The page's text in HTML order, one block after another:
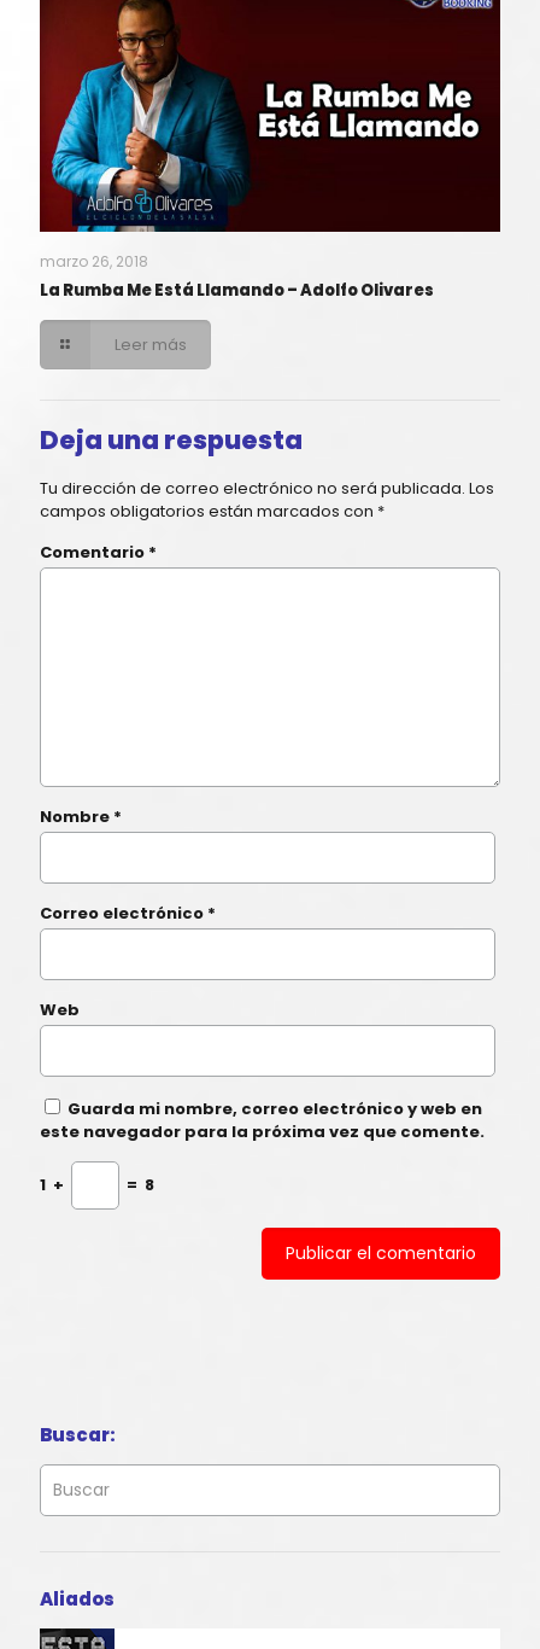
marzo 26, 2018
La Rumba Me Está Llamando – Adolfo Olivares
Leer más
Deja una respuesta
Tu dirección de correo electrónico no será publicada. Los
campos obligatorios están marcados con *
Comentario *
Nombre *
Correo electrónico *
Web
Guarda mi nombre, correo electrónico y web en
este navegador para la próxima vez que comente.
1 + = 8
Buscar:
Aliados